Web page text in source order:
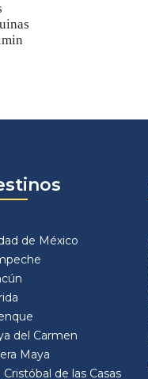
de México
del Carmen
Maya
Cristóbal de las Casas